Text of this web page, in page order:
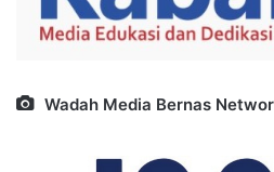
Wadah Media Bernas